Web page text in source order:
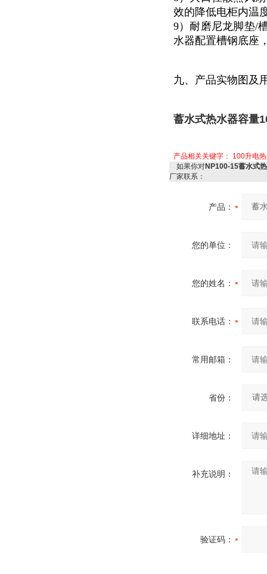
效的降低电柜内温
9）耐磨尼龙脚垫/
水器配置槽钢底座
九、产品实物图及
蓄水式热水器容量
产品相关关键字： 100升电
如果你对NP100-15蓄水式
厂家联系：
产品：
您的单位：
您的姓名：
联系电话：
常用邮箱：
省份：
详细地址：
补充说明：
验证码：